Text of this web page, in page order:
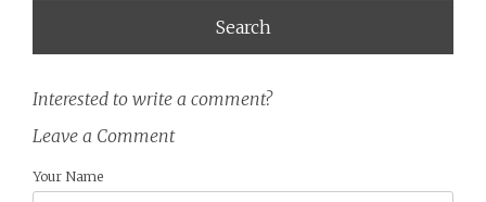
Interested to write a comment?
Leave a Comment
Your Name